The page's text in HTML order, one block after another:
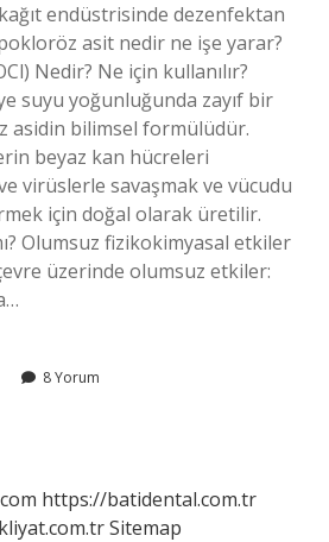
endüstrisinde dezenfektan
asit nedir ne işe yarar?
Nedir? Ne için kullanılır?
suyu yoğunluğunda zayıf bir
asidin bilimsel formülüdür.
beyaz kan hücreleri
virüslerle savaşmak ve vücudu
için doğal olarak üretilir.
Olumsuz fizikokimyasal etkiler
üzerinde olumsuz etkiler:
8 Yorum
https://batidental.com.tr
Sitemap